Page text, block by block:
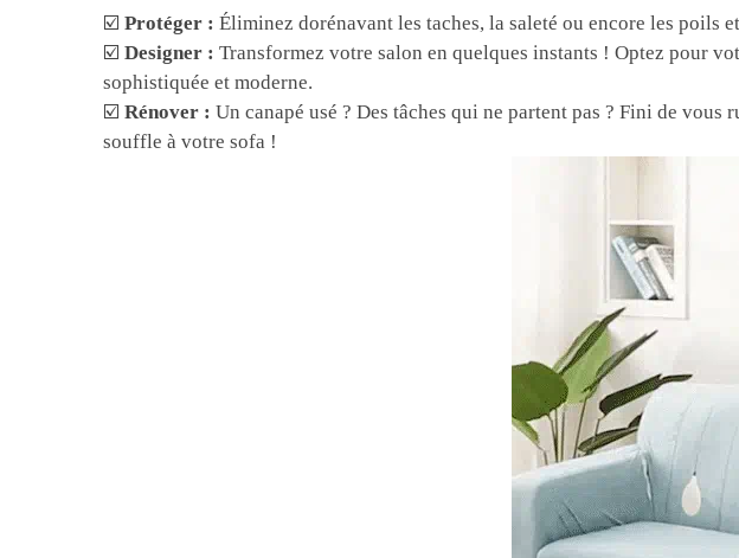
☑️Protéger : Éliminez dorénavant les taches, la saleté ou encore les poils
☑️Designer : Transformez votre salon en quelques instants ! Optez pour
sophistiquée et moderne.
☑️Rénover : Un canapé usé ? Des tâches qui ne partent pas ? Fini de
souffle à votre sofa !